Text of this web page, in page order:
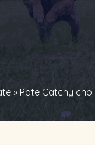
» Pate Catchy cho